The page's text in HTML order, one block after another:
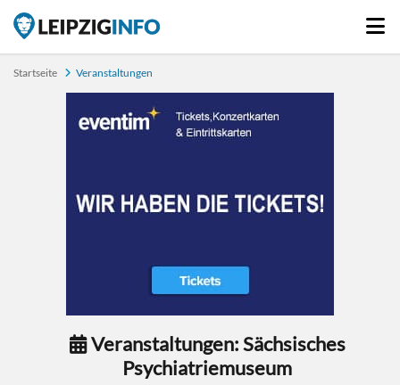
Startseite Veranstaltungen
Veranstaltungen: Sächsisches
Psychiatriemuseum